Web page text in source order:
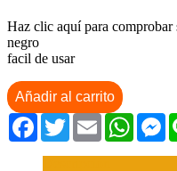
Haz clic aquí para
negro
facil de usar
Añadir al carrito
Facebook
TwitterEmail